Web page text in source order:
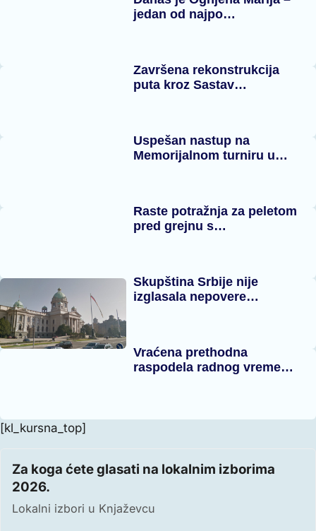
jedan od najpo…
Završena rekonstrukcija
puta kroz Sastav…
Uspešan nastup na
Memorijalnom turniru u…
Raste potražnja za peletom
pred grejnu s…
Skupština Srbije nije
izglasala nepovere…
Vraćena prethodna
raspodela radnog vreme…
[kl_kursna_top]
Za koga ćete glasati na lokalnim izborima
2026.
Lokalni izbori u Knjaževcu